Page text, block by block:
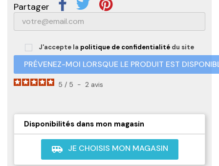
Partager
J'accepte la politique de confidentialité du site
PRÉVENEZ-MOI LORSQUE LE PRODUIT EST
5 / 5 - 2 avis
Disponibilités dans mon magasin
airport_shuttle JE CHOISIS MON MAGASIN